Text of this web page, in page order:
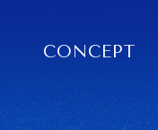
CONCEPT